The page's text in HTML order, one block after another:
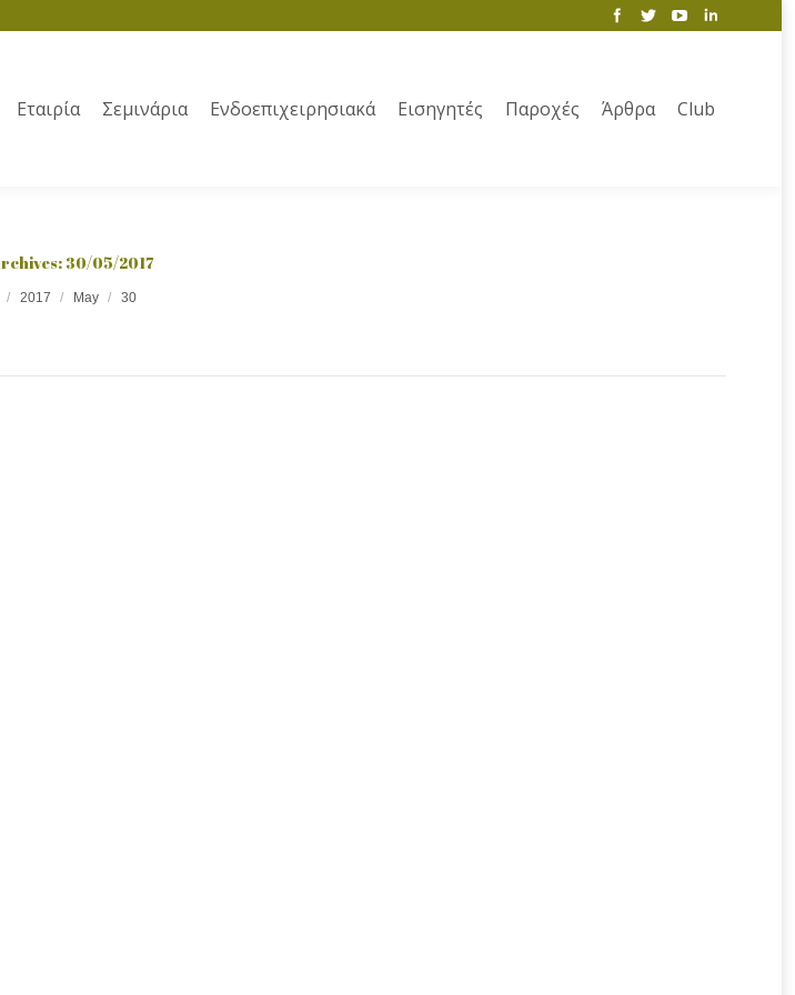
Εταιρία Σεμινάρια Ενδοεπιχειρησιακά Εισηγητές Παροχές Άρθρα Club
30/05/2017
2017 May 30